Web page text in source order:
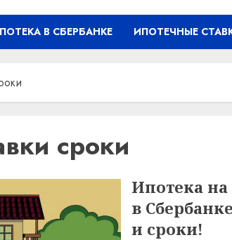
В СБЕРБАНКЕ ИПОТЕЧНЫЕ
сроки
Ипотека
в
и сроки!